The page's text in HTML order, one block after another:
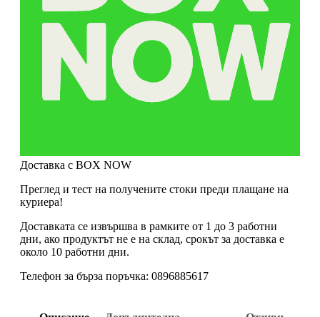
Доставка с BOX NOW
Преглед и тест на получените стоки преди плащане на
куриера!
Доставката се извършва в рамките от 1 до 3 работни
дни, ако продуктът не е на склад, срокът за доставка е
около 10 работни дни.
Телефон за бърза поръчка: 0896885617